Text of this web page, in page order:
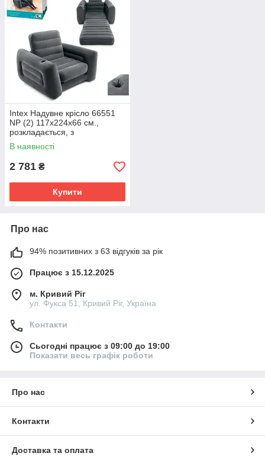
Intex Надувне крісло 66551
NP (2) 117х224х66 см.,
розкладається, з
підсклянником, в коробці
В наявності
2 781 ₴
Купити
Про нас
94% позитивних з 63 відгуків за рік
Працює з 15.12.2025
м. Кривий Ріг
ул. Фукса 51, Кривий Ріг, Україна
Контакти
Сьогодні працює з 09:00 до 19:00
Показати весь графік роботи
Про нас
Контакти
Доставка та оплата